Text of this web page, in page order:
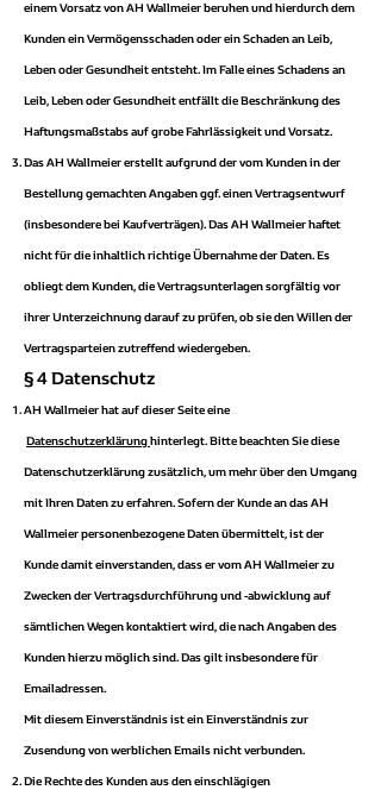
einem Vorsatz von AH Wallmeier beruhen und hierdurch dem
Kunden ein Vermögensschaden oder ein Schaden an Leib,
Leben oder Gesundheit entsteht. Im Falle eines Schadens an
Leib, Leben oder Gesundheit entfällt die Beschränkung des
Haftungsmaßstabs auf grobe Fahrlässigkeit und Vorsatz.
Das AH Wallmeier erstellt aufgrund der vom Kunden in der
Bestellung gemachten Angaben ggf. einen Vertragsentwurf
(insbesondere bei Kaufverträgen). Das AH Wallmeier haftet
nicht für die inhaltlich richtige Übernahme der Daten. Es
obliegt dem Kunden, die Vertragsunterlagen sorgfältig vor
ihrer Unterzeichnung darauf zu prüfen, ob sie den Willen der
Vertragsparteien zutreffend wiedergeben.
§ 4 Datenschutz
AH Wallmeier hat auf dieser Seite eine
Datenschutzerklärunghinterlegt. Bitte beachten Sie diese
Datenschutzerklärung zusätzlich, um mehr über den Umgang
mit Ihren Daten zu erfahren. Sofern der Kunde an das AH
Wallmeier personenbezogene Daten übermittelt, ist der
Kunde damit einverstanden, dass er vom AH Wallmeier zu
Zwecken der Vertragsdurchführung und -abwicklung auf
sämtlichen Wegen kontaktiert wird, die nach Angaben des
Kunden hierzu möglich sind. Das gilt insbesondere für
Emailadressen.
Mit diesem Einverständnis ist ein Einverständnis zur
Zusendung von werblichen Emails nicht verbunden.
Die Rechte des Kunden aus den einschlägigen